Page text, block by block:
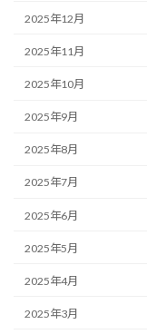
2025年12月
2025年11月
2025年10月
2025年9月
2025年8月
2025年7月
2025年6月
2025年5月
2025年4月
2025年3月